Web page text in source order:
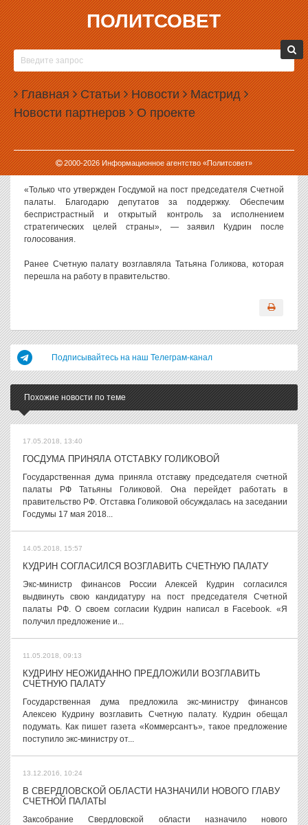
ПОЛИТСОВЕТ
Главная Статьи Новости Мастрид
Новости партнеров О проекте
2000-2026Информационное агентство «Политсовет»
22.05.2018, 16:17
КУДРИНА УТВЕРДИЛИ ГЛАВОЙ СЧЕТНОЙ
ПАЛАТЫ
Государственная дума утвердила кандидатуру Алексея Кудрина
на пост председателя Счетной палаты РФ.
Кандидатуру Кудрина накануне внес в Госдуму президент
Владимир Путин. До этого назначение экс-министра финансов
новым председателем СП одобрила фракция «Единая Россия».
«Только что утвержден Госдумой на пост председателя Счетной
палаты. Благодарю депутатов за поддержку. Обеспечим
беспристрастный и открытый контроль за исполнением
стратегических целей страны», — заявил Кудрин после
голосования.
Ранее Счетную палату возглавляла Татьяна Голикова, которая
перешла на работу в правительство.
Подписывайтесь на наш Телеграм-канал
Похожие новости по теме
17.05.2018, 13:40
ГОСДУМА ПРИНЯЛА ОТСТАВКУ ГОЛИКОВОЙ
Государственная дума приняла отставку председателя счетной
палаты РФ Татьяны Голиковой. Она перейдет работать в
правительство РФ. Отставка Голиковой обсуждалась на заседании
Госдумы 17 мая 2018...
14.05.2018, 15:57
КУДРИН СОГЛАСИЛСЯ ВОЗГЛАВИТЬ СЧЕТНУЮ ПАЛАТУ
Экс-министр финансов России Алексей Кудрин согласился
выдвинуть свою кандидатуру на пост председателя Счетной
палаты РФ. О своем согласии Кудрин написал в Facebook. «Я
получил предложение и...
11.05.2018, 09:13
КУДРИНУ НЕОЖИДАННО ПРЕДЛОЖИЛИ ВОЗГЛАВИТЬ
СЧЕТНУЮ ПАЛАТУ
Государственная дума предложила экс-министру финансов
Алексею Кудрину возглавить Счетную палату. Кудрин обещал
подумать. Как пишет газета «Коммерсантъ», такое предложение
поступило экс-министру от...
13.12.2016, 10:24
В СВЕРДЛОВСКОЙ ОБЛАСТИ НАЗНАЧИЛИ НОВОГО ГЛАВУ
СЧЕТНОЙ ПАЛАТЫ
Заксобрание Свердловской области назначило нового